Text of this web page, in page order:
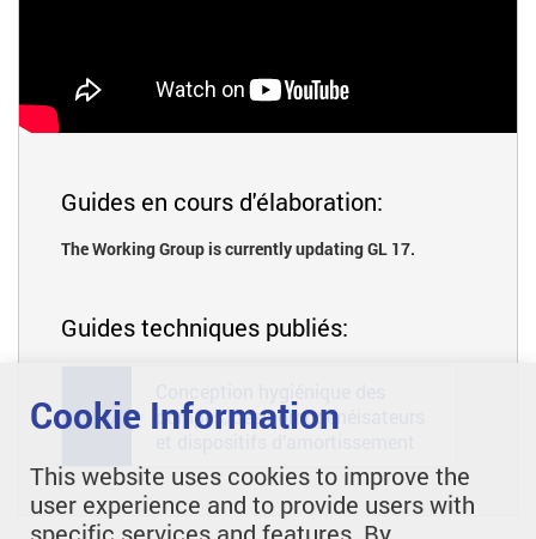
Guides en cours d'élaboration:
The Working Group is currently updating GL 17.
Guides techniques publiés:
GL 17
pompes, des homogénéisateurs
Cookie Information
This website uses cookies to improve the
user experience and to provide users with